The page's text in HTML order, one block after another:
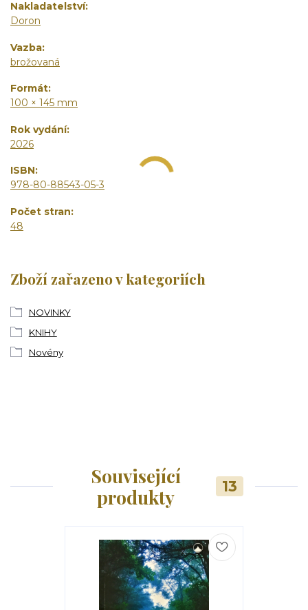
Nakladatelství
Doron
Vazba
brožovaná
Formát
100 × 145 mm
Rok vydání
2026
ISBN
978-80-88543-05-3
Počet stran
48
Zboží zařazeno v kategoriích
NOVINKY
KNIHY
Novény
Související
produkty
13